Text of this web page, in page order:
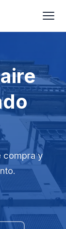
compra y